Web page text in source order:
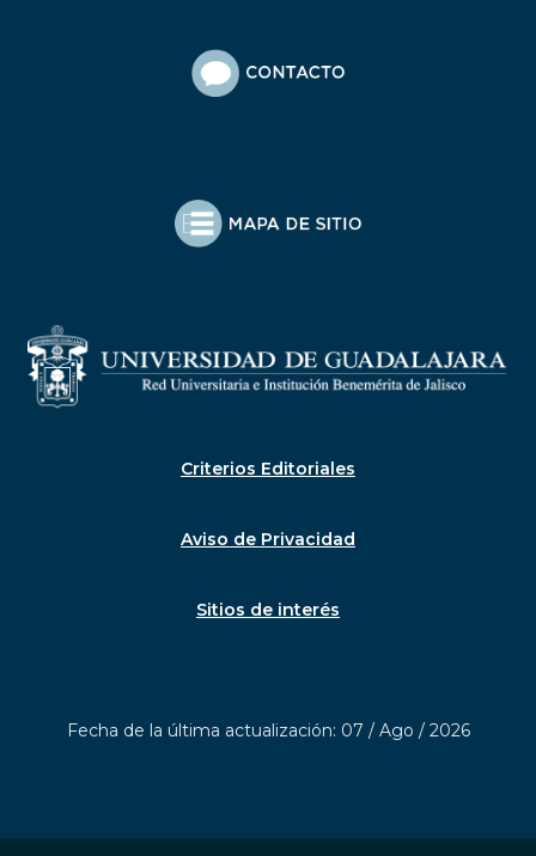
Criterios Editoriales
Aviso de Privacidad
Sitios de interés
Fecha de la última actualización: 07 / Ago / 2026